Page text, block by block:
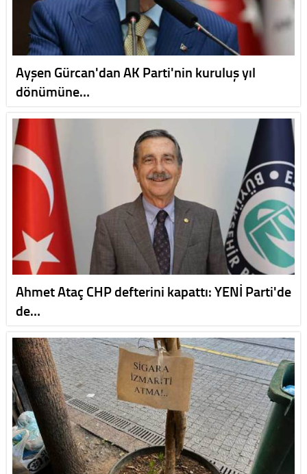
Ayşen Gürcan'dan AK Parti'nin kuruluş yıl
dönümüne…
Ahmet Ataç CHP defterini kapattı: YENİ Parti'de
de…